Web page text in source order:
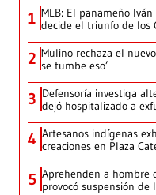
1 MLB: El panameño
decide el triunfo de los
2 Mulino rechaza el
se tumbe eso’
3 Defensoría investiga
dejó hospitalizado a
4 Artesanos indígenas
creaciones en Plaza
5 Aprehenden a hombre
provocó suspensión de